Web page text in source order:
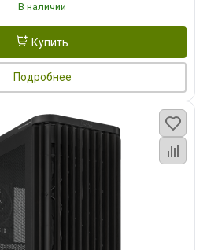
В наличии
Купить
Подробнее